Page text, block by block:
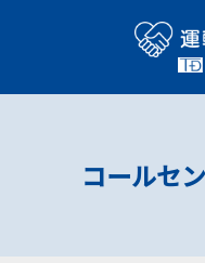
コールセ